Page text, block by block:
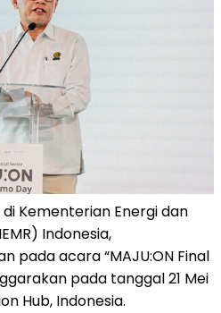
Kementerian Energi dan
Indonesia,
pada acara “MAJU:ON Final
pada tanggal 21 Mei
Hub, Indonesia.